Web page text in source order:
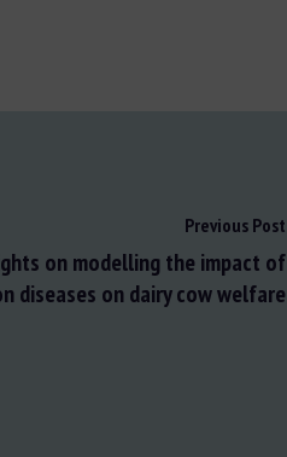
Previous Post
on modelling the impact of
diseases on dairy cow welfare